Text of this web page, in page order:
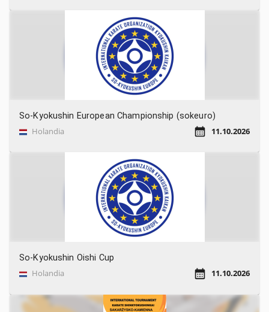
So-Kyokushin European Championship (sokeuro)
Holandia 11.10.2026
So-Kyokushin Oishi Cup
Holandia 11.10.2026